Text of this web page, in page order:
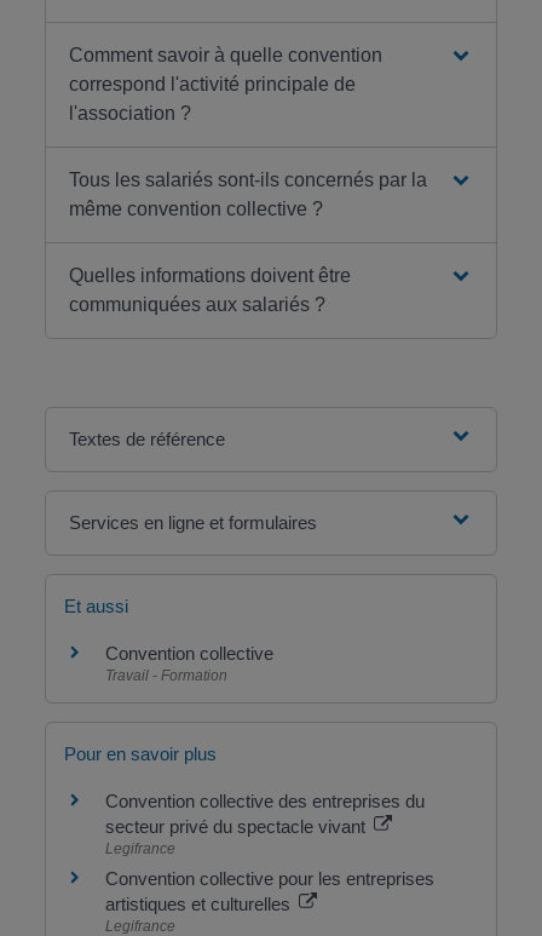
Comment savoir à quelle convention
correspond l'activité principale de
l'association ?
Tous les salariés sont-ils concernés par la
même convention collective ?
Quelles informations doivent être
communiquées aux salariés ?
Textes de référence
Services en ligne et formulaires
Et aussi
Convention collective
Travail - Formation
Pour en savoir plus
Convention collective des entreprises du
secteur privé du spectacle vivant
Legifrance
Convention collective pour les entreprises
artistiques et culturelles
Legifrance